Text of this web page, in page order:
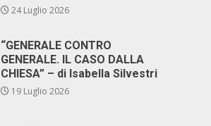
24 Luglio 2026
“GENERALE CONTRO
GENERALE. IL CASO DALLA
CHIESA” – di Isabella Silvestri
19 Luglio 2026